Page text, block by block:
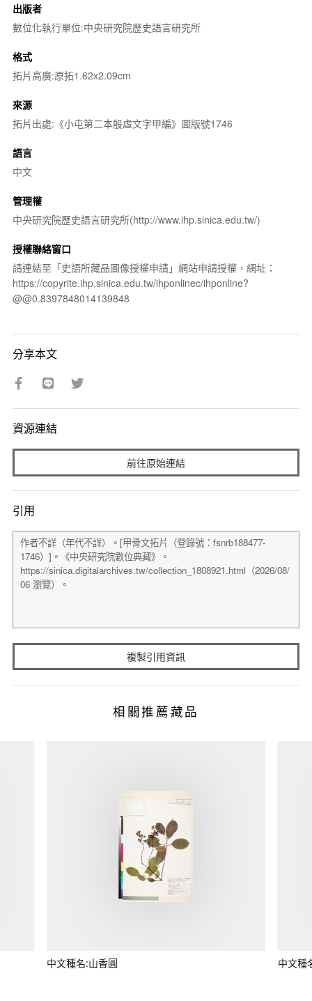
出版者
數位化執行單位:中央研究院歷史語言研究所
格式
拓片高廣:原拓1.62x2.09cm
來源
拓片出處:《小屯第二本殷虛文字甲編》圖版號1746
語言
中文
管理權
中央研究院歷史語言研究所(http://www.ihp.sinica.edu.tw/)
授權聯絡窗口
請連結至「史語所藏品圖像授權申請」網站申請授權，網址：
https://copyrite.ihp.sinica.edu.tw/ihponlinec/ihponline?
@@0.8397848014139848
分享本文
資源連結
前往原始連結
引用
複製引用資訊
相關推薦藏品
中文種名:山香圓 中文種